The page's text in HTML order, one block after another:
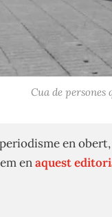
Cua de
en
enaquest